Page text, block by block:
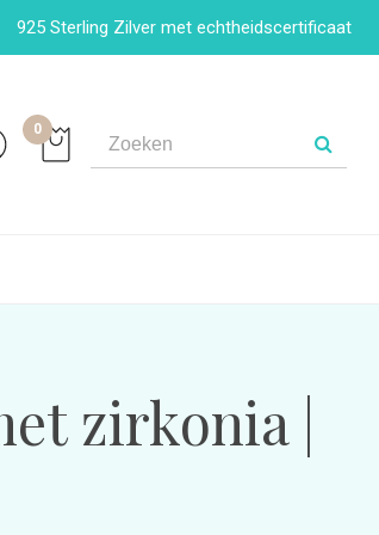
925 Sterling Zilver met echtheidscertificaat
0
zirkonia |